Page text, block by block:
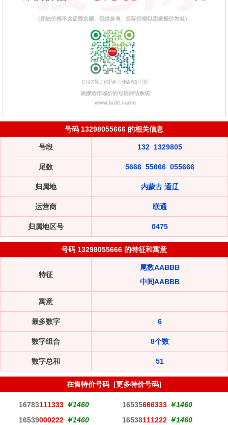
号码 13298055666 的相关信息
号段 132 1329805
尾数 5666 55666 055666
归属地 内蒙古 通辽
运营商 联通
归属地区号 0475
号码 13298055666 的特征和寓意
特征
尾数AABBB
中间AABBB
寓意
最多数字 6
数字组合 8个数
数字总和 51
在售特价号码 [更多特价号码]
16783111333 ￥1460 16535666333 ￥1460
16539000222 ￥1460 16538111222 ￥1460